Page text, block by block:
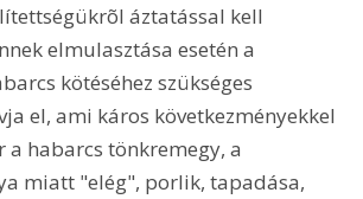
áztatással kell
elmulasztása esetén a
kötéséhez szükséges
el, ami káros következményekkel
a habarcs tönkremegy, a
miatt "elég", porlik, tapadása,